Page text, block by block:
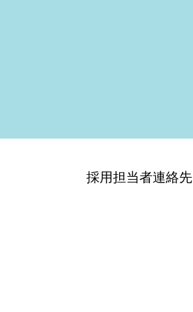
採用担当者連絡先